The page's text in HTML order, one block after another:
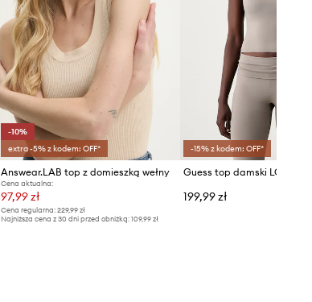
-10%
extra -5% z kodem: OFF*
Answear.LAB top z domieszką wełny
Cena aktualna:
97,99 zł
Cena regularna:229,99 zł
Najniższa cena z 30 dni przed obniżką:109,99 zł
-15% z kodem: OFF*
Guess top damski LOTUS
199,99 zł